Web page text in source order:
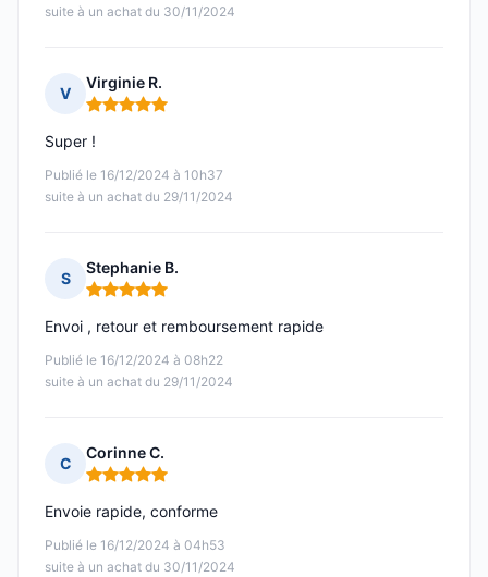
suite à un achat du 30/11/2024
V
Virginie R.
Note : 5 sur 5
Publié le 16/12/2024 à 10h37
suite à un achat du 29/11/2024
Super !
S
Stephanie B.
Note : 5 sur 5
Publié le 16/12/2024 à 08h22
suite à un achat du 29/11/2024
Envoi , retour et remboursement rapide
C
Corinne C.
Note : 5 sur 5
Publié le 16/12/2024 à 04h53
suite à un achat du 30/11/2024
Envoie rapide, conforme